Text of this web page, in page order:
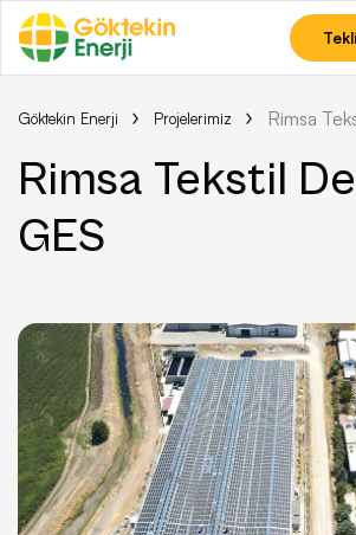
Göktekin Enerji Projelerimiz Rimsa
Rimsa Tekstil
GES